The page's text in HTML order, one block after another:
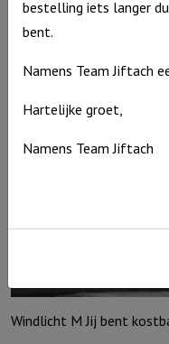
Windlicht M Jij bent
bestelling iets langer
bent.
Namens Team Jiftach
Hartelijke groet,
Namens Team Jiftach